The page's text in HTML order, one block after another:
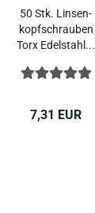
50 Stk. Lin­sen­
kopf­schrau­ben
Torx Edel­stahl...
7,31 EUR